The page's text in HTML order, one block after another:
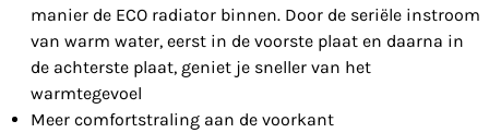
manier de ECO radiator binnen. Door de seriële instroom
van warm water, eerst in de voorste plaat en daarna in
de achterste plaat, geniet je sneller van het
warmtegevoel
Meer comfortstraling aan de voorkant